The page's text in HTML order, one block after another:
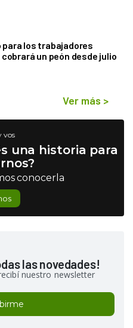
para los trabajadores
un peón desde julio
Ver más >
vos
una historia para
conocerla
las novedades!
nuestro newsletter